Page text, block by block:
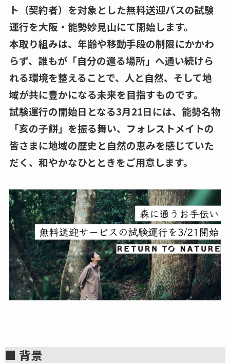
ト（契約者）を対象とした無料送迎バスの試験
運行を大阪・能勢妙見山にて開始します。
本取り組みは、年齢や移動手段の制限にかかわ
らず、誰もが「自分の還る場所」へ通い続けら
れる環境を整えることで、人と自然、そして地
域が共に豊かになる未来を目指すものです。
試験運行の開始日となる3月21日には、能勢名物
「亥の子餅」を振る舞い、フォレストメイトの
皆さまに地域の歴史と自然の恵みを感じていた
だく、和やかなひとときをご用意します。
■ 背景